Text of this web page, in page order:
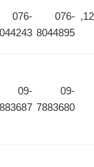
076-
8044895
076-
8044243
7883680
7883687